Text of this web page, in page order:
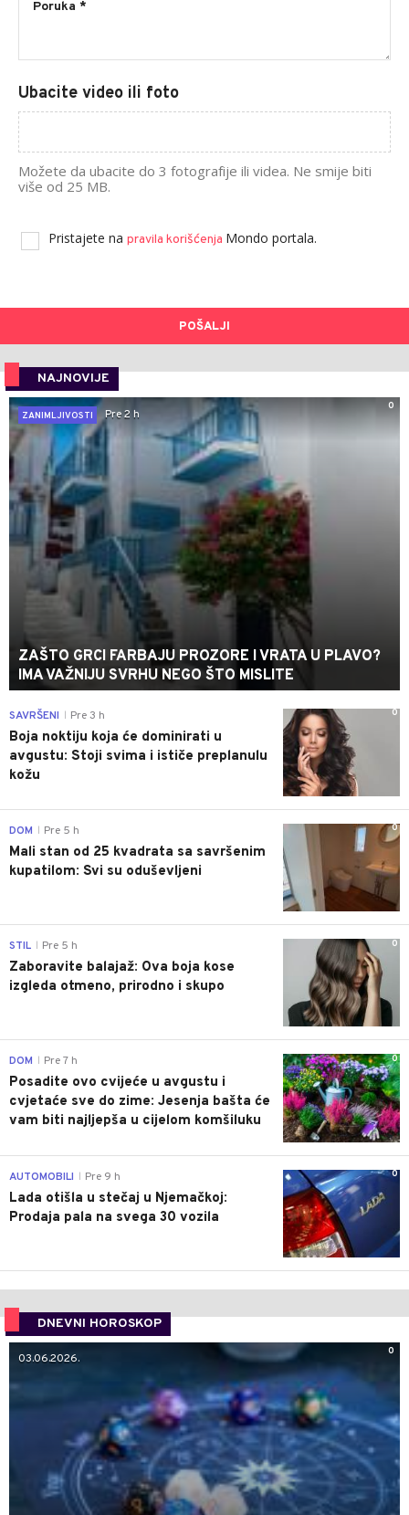
Ubacite video ili foto
Možete da ubacite do 3 fotografije ili videa. Ne smije biti
više od 25 MB.
Pristajete na pravila korišćenja Mondo portala.
POŠALJI
NAJNOVIJE
0
ZANIMLJIVOSTI
Pre 2 h
ZAŠTO GRCI FARBAJU PROZORE I VRATA U PLAVO?
IMA VAŽNIJU SVRHU NEGO ŠTO MISLITE
0
SAVRŠENI Pre 3 h
Boja noktiju koja će dominirati u
avgustu: Stoji svima i ističe preplanulu
kožu
0
DOM Pre 5 h
Mali stan od 25 kvadrata sa savršenim
kupatilom: Svi su oduševljeni
0
STIL Pre 5 h
Zaboravite balajaž: Ova boja kose
izgleda otmeno, prirodno i skupo
0
DOM Pre 7 h
Posadite ovo cvijeće u avgustu i
cvjetaće sve do zime: Jesenja bašta će
vam biti najljepša u cijelom komšiluku
0
AUTOMOBILI Pre 9 h
Lada otišla u stečaj u Njemačkoj:
Prodaja pala na svega 30 vozila
DNEVNI HOROSKOP
0
03.06.2026.